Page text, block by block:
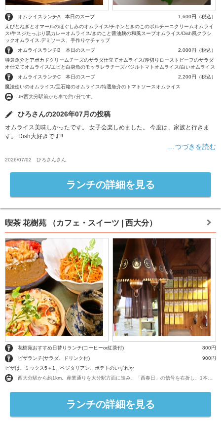
オムライスランチA 本日のスープ
1,600円（税込）
えびとねぎとオマールのほぐしみのオムライス/チキンときのこのポルチーニクリームオムライ
ス/牛スジたっぷり黒カレーオムライス/きのこと醤油麹の和風スープオムライス/Dish風クラシ
ックオムライス.デミソース、手作りケチャップ
オムライスランチB 本日のスープ
2,000円（税込）
特選魚介とアボカドクリームチーズのサラダ仕立てオムライス/厚切りローストビーフのサラダ
オ仕立てオムライス/エビと白身魚のモッラレラチーズバジルトマトオムライス/白いオムライス
オムライスランチC 本日のスープ
2,200円（税込）
魔法使いのオムライス/宝石箱のオムライス/特選魚介のトマトソースオムライス
JR西大分駅前から車で約7分です。
ひろさんの2026年07月の投稿
オムライス美味しかったです。 女子会楽しめました。 今度は、家族と行きま
す。 Dish大好きです!!
…つづきを読む
2026/07/02 ひろさん さん
ランチの詳細を見る
喫茶 花樹苑 （カフェ・スイーツ | 西大分）
花樹苑おすすめ日替りランチ(コーヒーor紅茶付)
800円
ピザランチ(サラダ、ドリンク付)
900円
ピザは、ミックス5＋1、ベジタリアン、ポテトのいずれか
ランチの詳細を見る